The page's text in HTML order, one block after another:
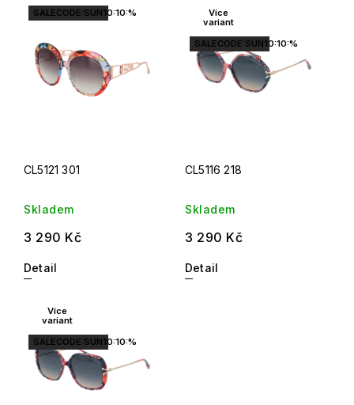
Nejdražší
Abecedně
SALECODE:SUN10:10:%
CL5121 301
Skladem
3 290 Kč
Detail
Více
variant
SALECODE:SUN10:10:%
CL5116 218
Skladem
3 290 Kč
Detail
Více
variant
SALECODE:SUN10:10:%